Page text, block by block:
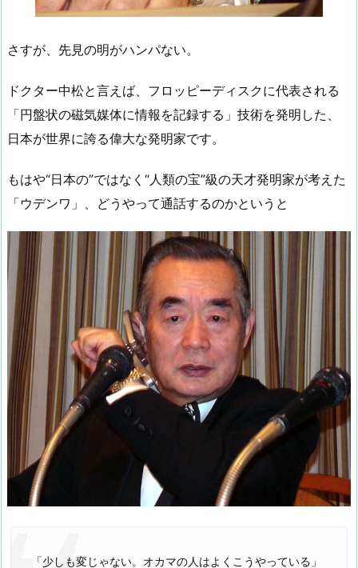
さすが、先見の明がハンパない。
ドクター中松と言えば、フロッピーディスクに代表される
「円盤状の磁気媒体に情報を記録する」技術を発明した、
日本が世界に誇る偉大な発明家です。
もはや“日本の”ではなく“人類の宝”級の天才発明家が考えた
「ウデンワ」、どうやって通話するのかというと
「少しも変じゃない。オカマの人はよくこうやっている」